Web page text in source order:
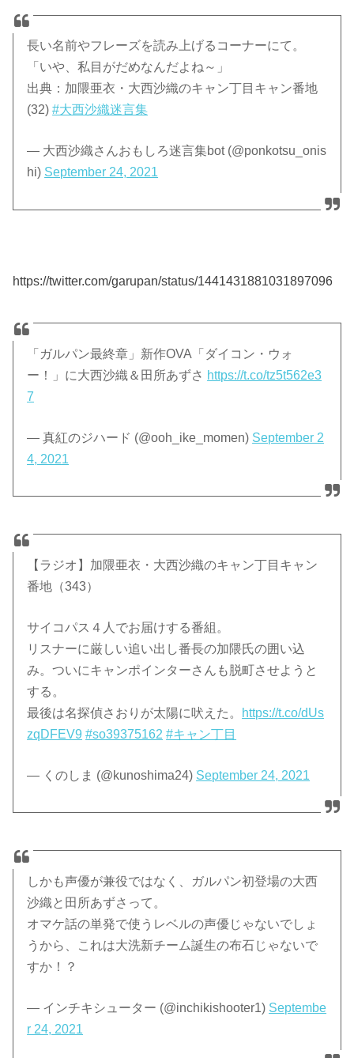
長い名前やフレーズを読み上げるコーナーにて。
「いや、私目がだめなんだよね～」
出典：加隈亜衣・大西沙織のキャン丁目キャン番地
(32)#大西沙織迷言集
— 大西沙織さんおもしろ迷言集bot (@ponkotsu_onis
hi) September 24, 2021
https://twitter.com/garupan/status/1441431881031897096
「ガルパン最終章」新作OVA「ダイコン・ウォ
ー！」に大西沙織＆田所あずさ https://t.co/tz5t562e3
7
— 真紅のジハード (@ooh_ike_momen) September 2
4, 2021
【ラジオ】加隈亜衣・大西沙織のキャン丁目キャン
番地（343）
サイコパス４人でお届けする番組。
リスナーに厳しい追い出し番長の加隈氏の囲い込
み。ついにキャンポインターさんも脱町させようと
する。
最後は名探偵さおりが太陽に吠えた。
https://t.co/dUs
zqDFEV9 #so39375162 #キャン丁目
— くのしま (@kunoshima24) September 24, 2021
しかも声優が兼役ではなく、ガルパン初登場の大西
沙織と田所あずさって。
オマケ話の単発で使うレベルの声優じゃないでしょ
うから、これは大洗新チーム誕生の布石じゃないで
すか！？
— インチキシューター (@inchikishooter1) Septembe
r 24, 2021